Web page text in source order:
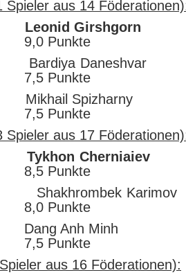
Spieler aus 14
Leonid
Punkte
Punkte
Mikhail
Punkte
Spieler aus 17
Tykhon
Punkte
Punkte
Dang Anh
Punkte
aus 16 Föderationen):